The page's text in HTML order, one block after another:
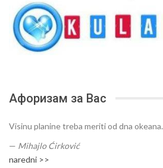
Афоризам за Вас
Visinu planine treba meriti od dna okeana.
— Mihajlo Ćirković
naredni >>